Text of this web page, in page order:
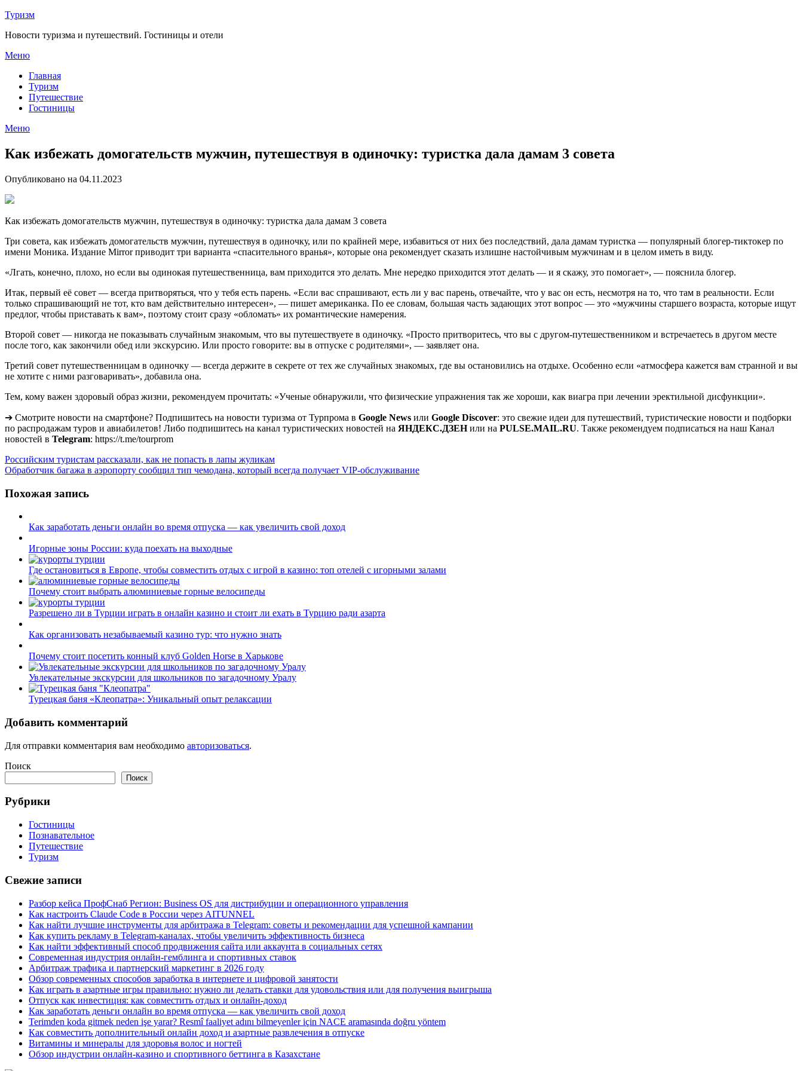
Перейти
содержимому
Туризм
Новости туризма и путешествий. Гостиницы и отели
Меню
Главная
Туризм
Путешествие
Гостиницы
Меню
Как избежать домогательств мужчин, путешествуя в одиночку: туристка дала дамам 3 совета
Опубликовано на 04.11.2023
Как избежать домогательств мужчин, путешествуя в одиночку: туристка дала дамам 3 совета
Три совета, как избежать домогательств мужчин, путешествуя в одиночку, или по крайней мере, избавиться от них без последствий, дала дамам туристка — популярный блогер-тиктокер по
имени Моника. Издание Mirror приводит три варианта «спасительного вранья», которые она рекомендует сказать излишне настойчивым мужчинам и в целом иметь в виду.
«Лгать, конечно, плохо, но если вы одинокая путешественница, вам приходится это делать. Мне нередко приходится этот делать — и я скажу, это помогает», — пояснила блогер.
Итак, первый её совет — всегда притворяться, что у тебя есть парень. «Если вас спрашивают, есть ли у вас парень, отвечайте, что у вас он есть, несмотря на то, что там в реальности. Если
только спрашивающий не тот, кто вам действительно интересен», — пишет американка. По ее словам, большая часть задающих этот вопрос — это «мужчины старшего возраста, которые ищут
предлог, чтобы приставать к вам», поэтому стоит сразу «обломать» их романтические намерения.
Второй совет — никогда не показывать случайным знакомым, что вы путешествуете в одиночку. «Просто притворитесь, что вы с другом-путешественником и встречаетесь в другом месте
после того, как закончили обед или экскурсию. Или просто говорите: вы в отпуске с родителями», — заявляет она.
Третий совет путешественницам в одиночку — всегда держите в секрете от тех же случайных знакомых, где вы остановились на отдыхе. Особенно если «атмосфера кажется вам странной и вы
не хотите с ними разговаривать», добавила она.
Тем, кому важен здоровый образ жизни, рекомендуем прочитать: «Ученые обнаружили, что физические упражнения так же хороши, как виагра при лечении эректильной дисфункции».
➔ Смотрите новости на смартфоне? Подпишитесь на новости туризма от Турпрома в Google News или Google Discover: это свежие идеи для путешествий, туристические новости и подборки
по распродажам туров и авиабилетов! Либо подпишитесь на канал туристических новостей на ЯНДЕКС.ДЗЕНили на PULSE.MAIL.RU. Также рекомендуем подписаться на наш Канал
новостей в Telegram: https://t.me/tourprom
Навигация
по
записям
Российским туристам рассказали, как не попасть в лапы жуликам
Обработчик багажа в аэропорту сообщил тип чемодана, который всегда получает VIP-обслуживание
Похожая запись
Как заработать деньги онлайн во время отпуска — как увеличить свой доход
Игорные зоны России: куда поехать на выходные
Где остановиться в Европе, чтобы совместить отдых с игрой в казино: топ отелей с игорными залами
Почему стоит выбрать алюминиевые горные велосипеды
Разрешено ли в Турции играть в онлайн казино и стоит ли ехать в Турцию ради азарта
Как организовать незабываемый казино тур: что нужно знать
Почему стоит посетить конный клуб Golden Horse в Харькове
Увлекательные экскурсии для школьников по загадочному Уралу
Турецкая баня «Клеопатра»: Уникальный опыт релаксации
Добавить комментарий
Для отправки комментария вам необходимо авторизоваться.
Поиск
Поиск
Рубрики
Гостиницы
Познавательное
Путешествие
Туризм
Свежие записи
Разбор кейса ПрофСнаб Регион: Business OS для дистрибуции и операционного управления
Как настроить Claude Code в России через AITUNNEL
Как найти лучшие инструменты для арбитража в Telegram: советы и рекомендации для успешной кампании
Как купить рекламу в Telegram-каналах, чтобы увеличить эффективность бизнеса
Как найти эффективный способ продвижения сайта или аккаунта в социальных сетях
Современная индустрия онлайн-гемблинга и спортивных ставок
Арбитраж трафика и партнерский маркетинг в 2026 году
Обзор современных способов заработка в интернете и цифровой занятости
Как играть в азартные игры правильно: нужно ли делать ставки для удовольствия или для получения выигрыша
Отпуск как инвестиция: как совместить отдых и онлайн-доход
Как заработать деньги онлайн во время отпуска — как увеличить свой доход
Terimden koda gitmek neden işe yarar? Resmî faaliyet adını bilmeyenler için NACE aramasında doğru yöntem
Как совместить дополнительный онлайн доход и азартные развлечения в отпуске
Витамины и минералы для здоровья волос и ногтей
Обзор индустрии онлайн-казино и спортивного беттинга в Казахстане